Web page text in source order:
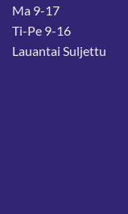
Ma 9-17
Ti-Pe 9-16
Lauantai Suljettu